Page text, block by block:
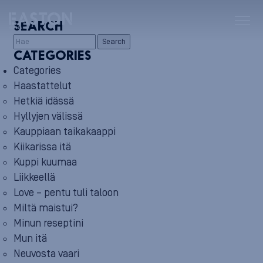
SEARCH
Search
CATEGORIES
Categories
Haastattelut
Hetkiä idässä
Hyllyjen välissä
Kauppiaan taikakaappi
Kiikarissa itä
Kuppi kuumaa
Liikkeellä
Love – pentu tuli taloon
Miltä maistui?
Minun reseptini
Mun itä
Neuvosta vaari